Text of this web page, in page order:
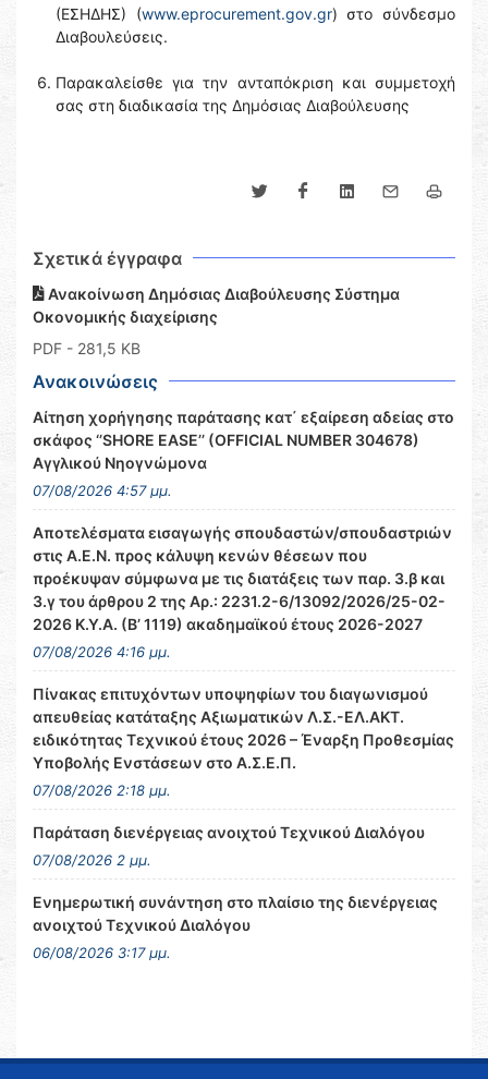
(ΕΣΗΔΗΣ) (www.eprocurement.gov.gr) στο σύνδεσμο
Διαβουλεύσεις.
Παρακαλείσθε για την ανταπόκριση και συμμετοχή
σας στη διαδικασία της Δημόσιας Διαβούλευσης
Σχετικά έγγραφα
Ανακοίνωση Δημόσιας Διαβούλευσης Σύστημα
Οκονομικής διαχείρισης
PDF - 281,5 KB
Ανακοινώσεις
Αίτηση χορήγησης παράτασης κατ΄ εξαίρεση αδείας στο
σκάφος ‘’SHORE EASE’’ (OFFICIAL NUMBER 304678)
Αγγλικού Νηογνώμονα
07/08/2026 4:57 μμ.
Αποτελέσματα εισαγωγής σπουδαστών/σπουδαστριών
στις Α.Ε.Ν. προς κάλυψη κενών θέσεων που
προέκυψαν σύμφωνα με τις διατάξεις των παρ. 3.β και
3.γ του άρθρου 2 της Αρ.: 2231.2-6/13092/2026/25-02-
2026 Κ.Υ.Α. (Β’ 1119) ακαδημαϊκού έτους 2026-2027
07/08/2026 4:16 μμ.
Πίνακας επιτυχόντων υποψηφίων του διαγωνισμού
απευθείας κατάταξης Αξιωματικών Λ.Σ.-ΕΛ.ΑΚΤ.
ειδικότητας Τεχνικού έτους 2026 – Έναρξη Προθεσμίας
Υποβολής Ενστάσεων στο Α.Σ.Ε.Π.
07/08/2026 2:18 μμ.
Παράταση διενέργειας ανοιχτού Τεχνικού Διαλόγου
07/08/2026 2 μμ.
Ενημερωτική συνάντηση στο πλαίσιο της διενέργειας
ανοιχτού Τεχνικού Διαλόγου
06/08/2026 3:17 μμ.